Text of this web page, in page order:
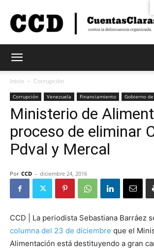
Claras
Inicio Corrupción
Corrupción Venezuela Financiamiento Gobierno
Ministerio de
proceso de eliminar
Pdval y Mercal
Por CCD - diciembre 24, 2016
CCD | La periodista Sebastiana Barráez
columna del 23 de diciembre que el
Alimentación está destituyendo a gran